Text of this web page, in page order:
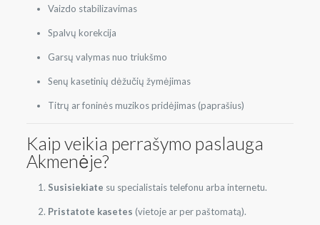
Vaizdo stabilizavimas
Spalvų korekcija
Garsų valymas nuo triukšmo
Senų kasetinių dėžučių žymėjimas
Titrų ar foninės muzikos pridėjimas (paprašius)
Kaip veikia perrašymo paslauga
Akmenėje?
Susisiekiate su specialistais telefonu arba internetu.
Pristatote kasetes (vietoje ar per paštomatą).